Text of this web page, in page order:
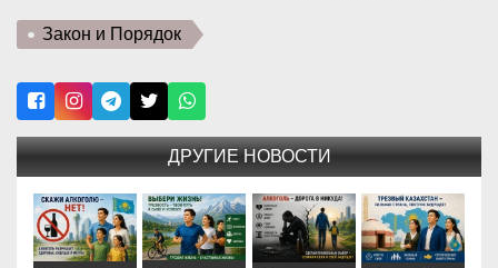
Закон и Порядок
ДРУГИЕ НОВОСТИ